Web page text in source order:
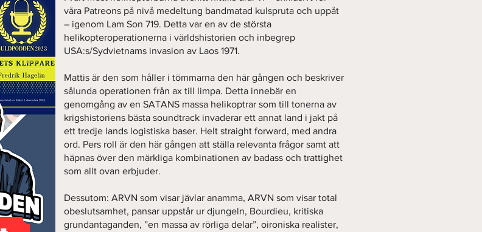
våra Patreons på nivå medeltung bandmatad kulspruta och uppåt
– igenom Lam Son 719. Detta var en av de största
helikopteroperationerna i världshistorien och inbegrep
USA:s/Sydvietnams invasion av Laos 1971.
Mattis är den som håller i tömmarna den här gången och beskriver
sålunda operationen från ax till limpa. Detta innebär en
genomgång av en SATANS massa helikoptrar som till tonerna av
krigshistoriens bästa soundtrack invaderar ett annat land i jakt på
ett tredje lands logistiska baser. Helt straight forward, med andra
ord. Pers roll är den här gången att ställa relevanta frågor samt att
häpnas över den märkliga kombinationen av badass och trattighet
som allt ovan erbjuder.
Dessutom: ARVN som visar jävlar anamma, ARVN som visar total
obeslutsamhet, pansar uppstår ur djungeln, Bourdieu, kritiska
grundantaganden, ”en massa av rörliga delar”, oironiska realister,